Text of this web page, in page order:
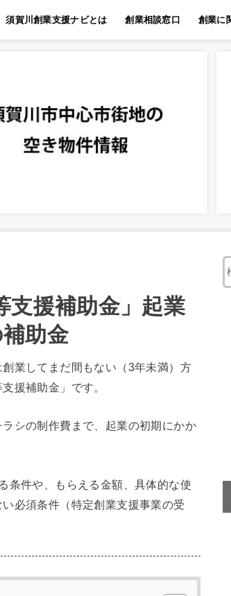
須賀川創業支援ナビとは 創業相談窓口 創業に
支援補助金」起業
助金
業してまだ間もない（3年未満）方
援補助金」です。
シの制作費まで、起業の初期にかか
条件や、もらえる金額、具体的な使
必須条件（特定創業支援事業の受